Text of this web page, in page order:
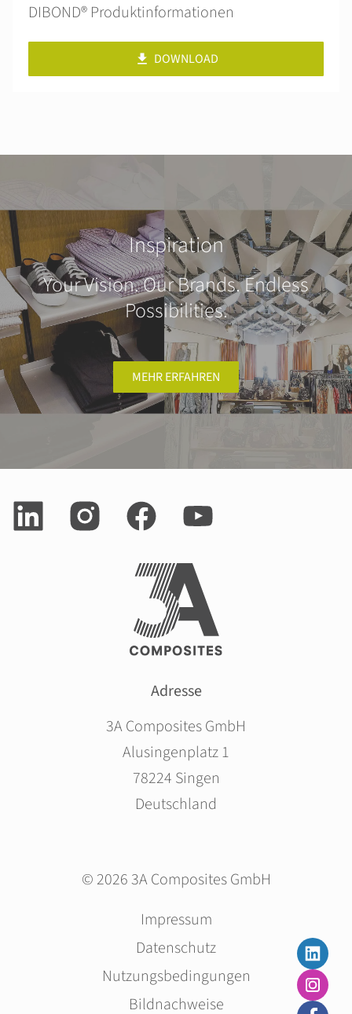
DIBOND® Produktinformationen
DOWNLOAD
Inspiration
Your Vision. Our Brands. Endless
Possibilities.
MEHR ERFAHREN
Adresse
3A Composites GmbH
Alusingenplatz 1
78224 Singen
Deutschland
© 2026 3A Composites GmbH
Navigation
überspringen
Impressum
Datenschutz
Nutzungsbedingungen
Bildnachweise